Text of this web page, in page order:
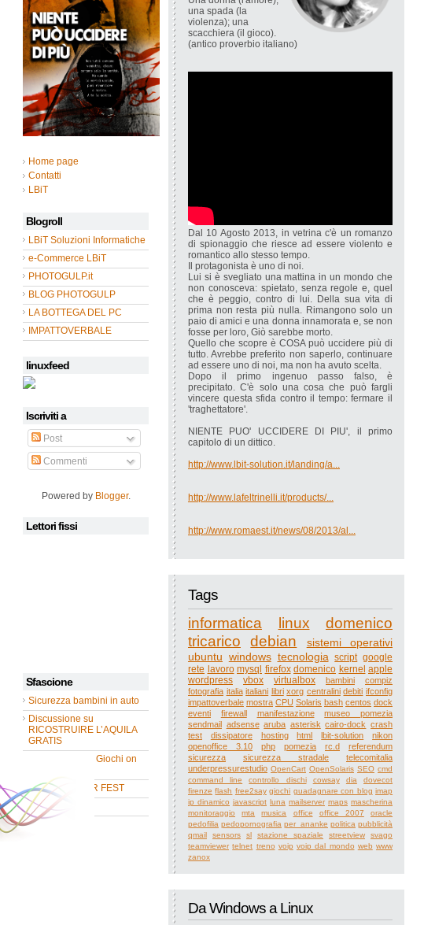
Home page
Contatti
LBiT
Blogroll
LBiT Soluzioni Informatiche
e-Commerce LBiT
PHOTOGULP.it
BLOG PHOTOGULP
LA BOTTEGA DEL PC
IMPATTOVERBALE
linuxfeed
Iscriviti a
Post
Commenti
Powered by Blogger.
Lettori fissi
Sfascione
Sicurezza bambini in auto
Discussione su
RICOSTRUIRE L’AQUILA
GRATIS
Discussione su Giochi on
FREE SUMMER FEST
Casa nuova
una spada (la
violenza); una
scacchiera (il gioco).
(antico proverbio italiano)
Dal 10 Agosto 2013, in vetrina c'è un romanzo
di spionaggio che riesce ad essere violento e
romantico allo stesso tempo.
Il protagonista è uno di noi.
Lui si è svegliato una mattina in un mondo che
non conosceva: spietato, senza regole e, quel
che è peggio, contro di lui. Della sua vita di
prima non resta più nulla. Rimangono solo un
paio di amici e una donna innamorata e, se non
fosse per loro, Giò sarebbe morto.
Quello che scopre è COSA può uccidere più di
tutto. Avrebbe preferito non saperlo, continuare
ad essere uno di noi, ma non ha avuto scelta.
Dopo il primo ingenuo passo falso, è
precipitato. C'è solo una cosa che può fargli
vincere questa sfida contro il tempo: fermare il
'traghettatore'.
NIENTE PUO' UCCIDERE DI PIU', il primo
capitolo di un dittico.
http://www.lbit-solution.it/landing/a...
http://www.lafeltrinelli.it/products/...
http://www.romaest.it/news/08/2013/al...
Tags
informatica
linux
domenico
tricarico
debian
sistemi operativi
ubuntu windows tecnologia script google
rete lavoro mysql firefox domenico kernel apple
wordpress
vbox virtualbox bambini
compiz
fotografia italia italiani libri xorg centralini debiti ifconfig
impattoverbale mostra CPU Solaris bash centos dock
eventi
firewall manifestazione
museo pomezia
sendmail adsense aruba asterisk cairo-dock crash
test
dissipatore hosting html lbit-solution
nikon
openoffice 3.10
php pomezia rc.d
referendum
sicurezza
sicurezza stradale
telecomitalia
underpressurestudio OpenCart OpenSolaris SEO cmd
command line
controllo dischi cowsay dia
dovecot
firenze flash free2say giochi guadagnare con blog imap
ip dinamico javascript luna mailserver maps mascherina
monitoraggio
mta musica office office 2007
oracle
pedofilia pedopornografia per_ananke politica pubblicità
qmail
sensors sl stazione spaziale streetview
svago
teamviewer telnet treno voip voip dal mondo web www
zanox
Da Windows a Linux